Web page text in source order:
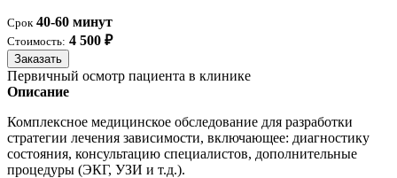
Срок 40-60 минут
Стоимость: 4 500 ₽
Заказать
Первичный осмотр пациента в клинике
Описание
Комплексное медицинское обследование для разработки
стратегии лечения зависимости, включающее: диагностику
состояния, консультацию специалистов, дополнительные
процедуры (ЭКГ, УЗИ и т.д.).